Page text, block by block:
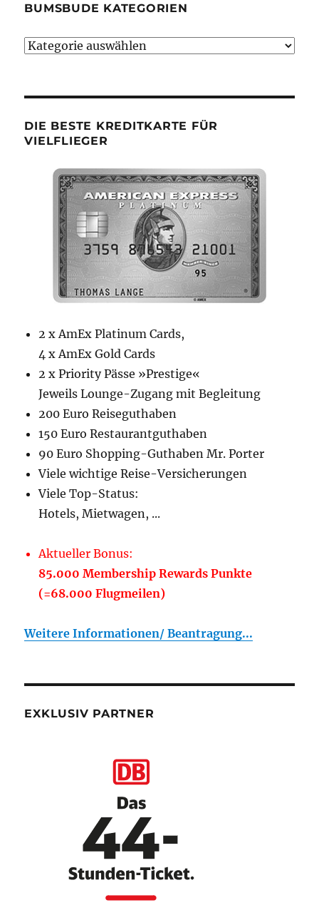
BUMSBUDE KATEGORIEN
Bumsbude
DIE BESTE KREDITKARTE FÜR
VIELFLIEGER
2 x AmEx Platinum Cards,
4 x AmEx Gold Cards
2 x Priority Pässe »Prestige«
Jeweils Lounge-Zugang mit Begleitung
200 Euro Reiseguthaben
150 Euro Restaurantguthaben
90 Euro Shopping-Guthaben Mr. Porter
Viele wichtige Reise-Versicherungen
Viele Top-Status:
Hotels, Mietwagen, ...
Aktueller Bonus:
85.000 Membership Rewards Punkte
(=68.000 Flugmeilen)
Weitere Informationen/ Beantragung...
EXKLUSIV PARTNER